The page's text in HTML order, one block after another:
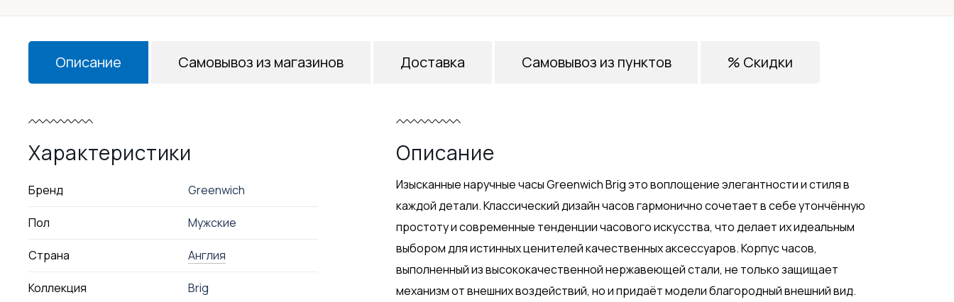
Описание
Характеристики
Бренд Greenwich
Пол Мужские
Страна Англия
Коллекция Brig
Описание
Изысканные наручные часы Greenwich Brig это воплощение элегантности и стиля в
каждой детали. Классический дизайн часов гармонично сочетает в себе утончённую
простоту и современные тенденции часового искусства, что делает их идеальным
выбором для истинных ценителей качественных аксессуаров. Корпус часов,
выполненный из высококачественной нержавеющей стали, не только защищает
механизм от внешних воздействий, но и придаёт модели благородный внешний вид.
Самовывоз из магазинов Доставка Самовывоз из пунктов % Скидки